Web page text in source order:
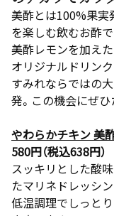
美酢とは100%果実
を楽しむ飲むお酢で
美酢レモンを加え
オリジナルドリンク
すみれならではの
発。この機会にぜひ
やわらかチキン 美
580円（税込638円）
スッキリとした酸
たマリネドレッシ
低温調理でしっと